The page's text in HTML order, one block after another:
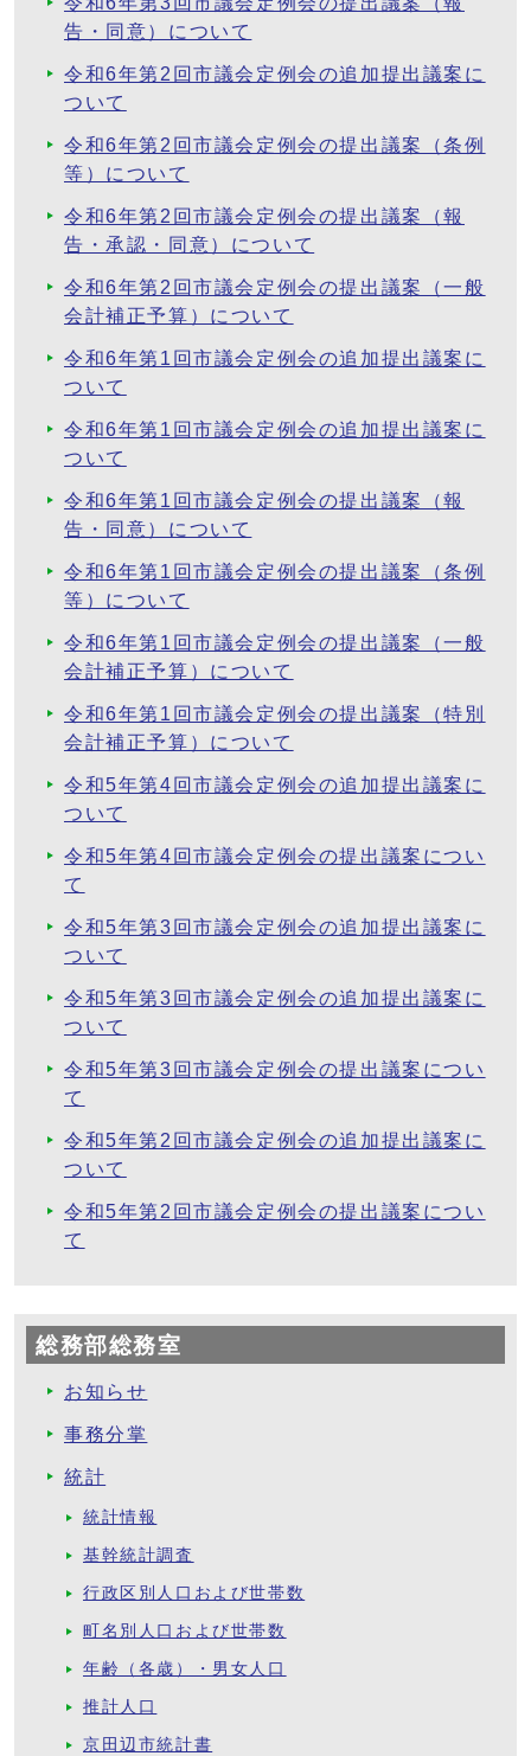
告・同意）について
令和6年第2回市議会定例会の追加提出議案に
ついて
令和6年第2回市議会定例会の提出議案（条例
等）について
令和6年第2回市議会定例会の提出議案（報
告・承認・同意）について
令和6年第2回市議会定例会の提出議案（一般
会計補正予算）について
令和6年第1回市議会定例会の追加提出議案に
ついて
令和6年第1回市議会定例会の追加提出議案に
ついて
令和6年第1回市議会定例会の提出議案（報
告・同意）について
令和6年第1回市議会定例会の提出議案（条例
等）について
令和6年第1回市議会定例会の提出議案（一般
会計補正予算）について
令和6年第1回市議会定例会の提出議案（特別
会計補正予算）について
令和5年第4回市議会定例会の追加提出議案に
ついて
令和5年第4回市議会定例会の提出議案につい
て
令和5年第3回市議会定例会の追加提出議案に
ついて
令和5年第3回市議会定例会の追加提出議案に
ついて
令和5年第3回市議会定例会の提出議案につい
て
令和5年第2回市議会定例会の追加提出議案に
ついて
令和5年第2回市議会定例会の提出議案につい
て
総務部総務室
お知らせ
事務分掌
統計
統計情報
基幹統計調査
行政区別人口および世帯数
町名別人口および世帯数
年齢（各歳）・男女人口
推計人口
京田辺市統計書